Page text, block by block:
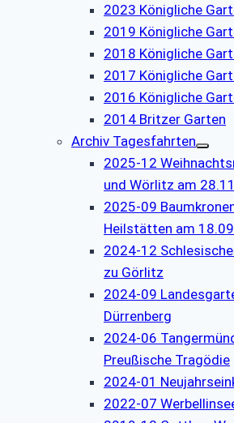
2023 Königliche
2019 Königliche
2018 Königliche
2017 Königliche
2016 Königliche
2014 Britzer Garten
Archiv Tagesfahrten
2025-12
und Wörlitz am
2025-09
Heilstätten am
2024-12
zu Görlitz
2024-09
Dürrenberg
2024-06
Preußische Tragödie
2024-01
2022-07